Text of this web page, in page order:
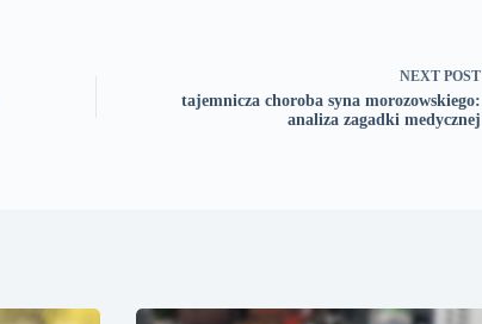
NEXT POST
tajemnicza choroba syna morozowskiego:
analiza zagadki medycznej